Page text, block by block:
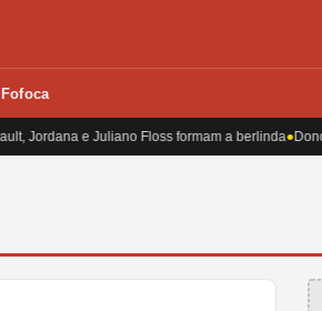
Fofoca
Jordana e Juliano Floss formam a berlinda●